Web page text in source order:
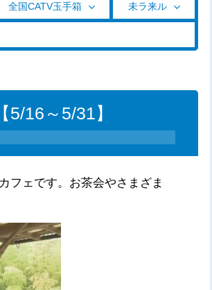
全国CATV玉手箱 未ラ来ル
16～5/31】
フェです。お茶会やさまざま